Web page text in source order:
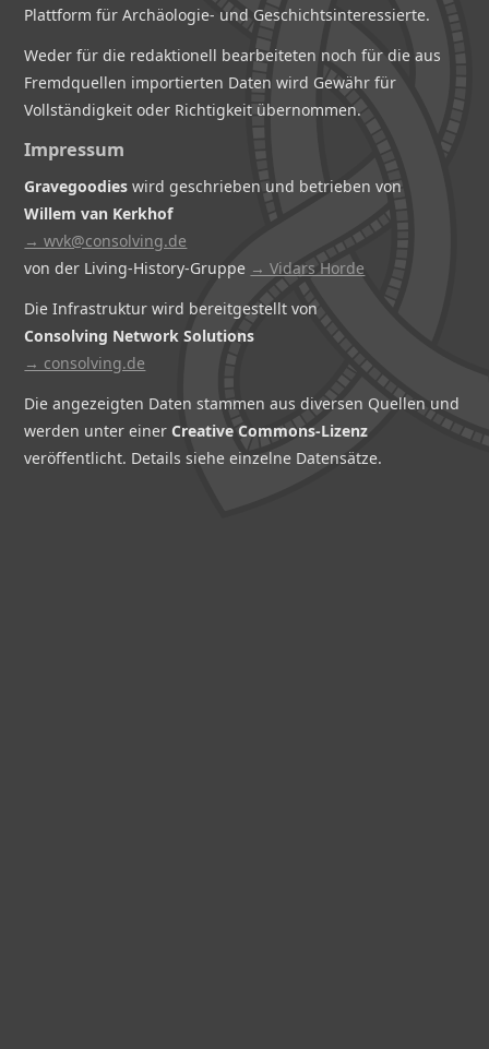
Plattform für Archäologie- und Geschichtsinteressierte.
Weder für die redaktionell bearbeiteten noch für die aus
Fremdquellen importierten Daten wird Gewähr für
Vollständigkeit oder Richtigkeit übernommen.
Impressum
Gravegoodies wird geschrieben und betrieben von
Willem van Kerkhof
→ wvk@consolving.de
von der Living-History-Gruppe → Vidars Horde
Die Infrastruktur wird bereitgestellt von
Consolving Network Solutions
→ consolving.de
Die angezeigten Daten stammen aus diversen Quellen und
werden unter einerCreative Commons-Lizenz
veröffentlicht. Details siehe einzelne Datensätze.